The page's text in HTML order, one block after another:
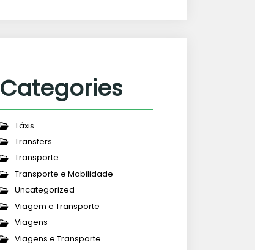
Categories
Táxis
Transfers
Transporte
Transporte e Mobilidade
Uncategorized
Viagem e Transporte
Viagens
Viagens e Transporte